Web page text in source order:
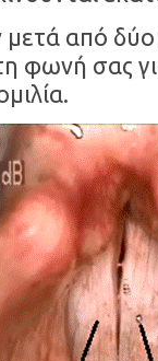
από δύο
φωνή σας